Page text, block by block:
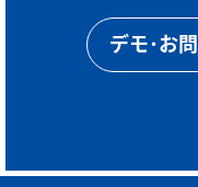
デモ･お